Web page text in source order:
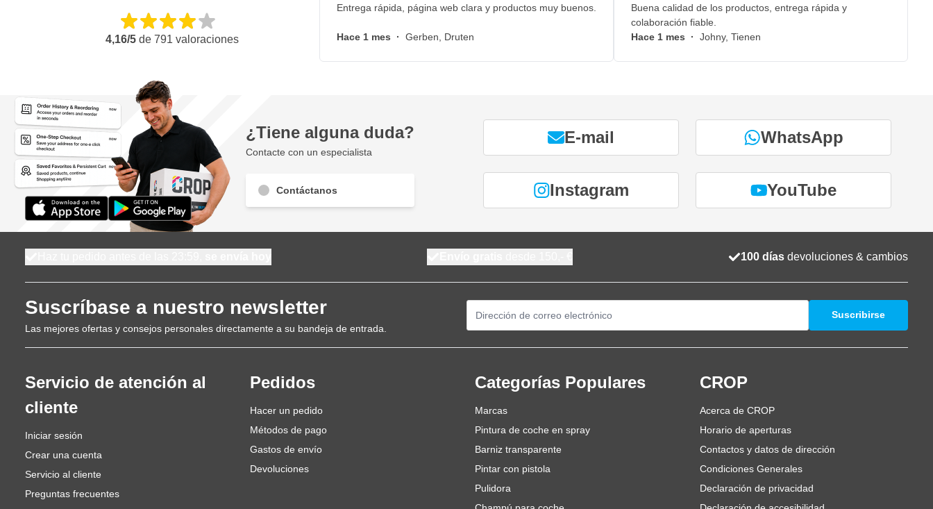
4,16/5 de 791 valoraciones
Entrega rápida, página web clara y productos muy buenos.
Hace 1 mes · Gerben, Druten
Buena calidad de los productos, entrega rápida y
colaboración fiable.
Hace 1 mes · Johny, Tienen
¿Tiene alguna duda?
Contacte con un especialista
Contáctanos
E-mail WhatsApp
Instagram YouTube
100 días devoluciones & cambios
Suscríbase a nuestro newsletter
Las mejores ofertas y consejos personales directamente a su bandeja de entrada.
Suscribirse
Servicio de atención al
cliente
Iniciar sesión
Crear una cuenta
Servicio al cliente
Preguntas frecuentes
Pedidos
Hacer un pedido
Métodos de pago
Gastos de envío
Devoluciones
Categorías Populares
Marcas
Pintura de coche en spray
Barniz transparente
Pintar con pistola
Pulidora
CROP
Acerca de CROP
Horario de aperturas
Contactos y datos de dirección
Condiciones Generales
Declaración de privacidad